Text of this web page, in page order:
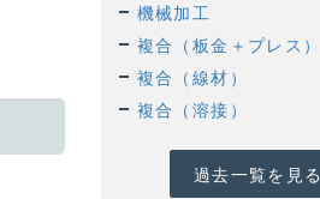
機械加工
複合（板金＋プレス）
複合（線材）
複合（溶接）
過去一覧を見る